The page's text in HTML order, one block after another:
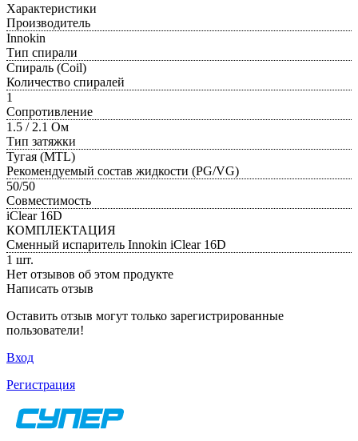
Характеристики
Производитель
Innokin
Тип спирали
Спираль (Coil)
Количество спиралей
1
Сопротивление
1.5 / 2.1 Ом
Тип затяжки
Тугая (MTL)
Рекомендуемый состав жидкости (PG/VG)
50/50
Совместимость
iClear 16D
КОМПЛЕКТАЦИЯ
Сменный испаритель Innokin iClear 16D
1 шт.
Нет отзывов об этом продукте
Написать отзыв
Оставить отзыв могут только зарегистрированные
пользователи!
Вход
Регистрация